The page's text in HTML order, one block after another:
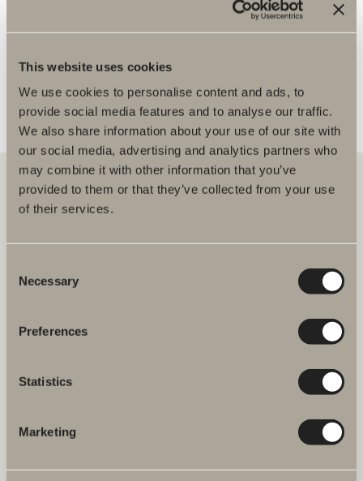
This website uses cookies
We use cookies to personalise content and ads, to
provide social media features and to analyse our traffic.
We also share information about your use of our site with
our social media, advertising and analytics partners who
may combine it with other information that you’ve
provided to them or that they’ve collected from your use
of their services.
Selection
Necessary
Preferences
Statistics
Marketing
Svedbergs i Dalstorp AB
Verkstadsvägen 1
Svedbergs kundservice.